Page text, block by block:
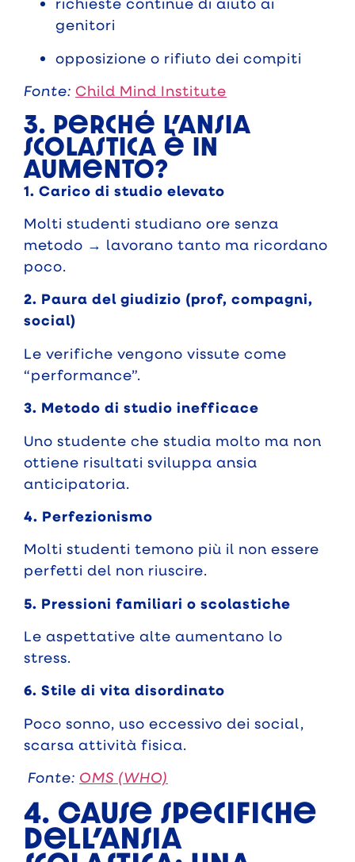
genitori
opposizione o rifiuto dei compiti
Fonte: Child Mind Institute
3. Perché l’ansia
scolastica è in
aumento?
1. Carico di studio elevato
Molti studenti studiano ore senza
metodo → lavorano tanto ma ricordano
poco.
2. Paura del giudizio (prof, compagni,
social)
Le verifiche vengono vissute come
“performance”.
3. Metodo di studio inefficace
Uno studente che studia molto ma non
ottiene risultati sviluppa ansia
anticipatoria.
4. Perfezionismo
Molti studenti temono più il non essere
perfetti del non riuscire.
5. Pressioni familiari o scolastiche
Le aspettative alte aumentano lo
stress.
6. Stile di vita disordinato
Poco sonno, uso eccessivo dei social,
scarsa attività fisica.
Fonte: OMS (WHO)
4. Cause specifiche
dell’ansia